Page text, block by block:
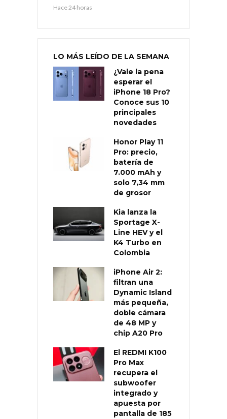
Hace 24 horas
LO MÁS LEÍDO DE LA SEMANA
¿Vale la pena
esperar el
iPhone 18 Pro?
Conoce sus 10
principales
novedades
Honor Play 11
Pro: precio,
batería de
7.000 mAh y
solo 7,34 mm
de grosor
Kia lanza la
Sportage X-
Line HEV y el
K4 Turbo en
Colombia
iPhone Air 2:
filtran una
Dynamic Island
más pequeña,
doble cámara
de 48 MP y
chip A20 Pro
El REDMI K100
Pro Max
recupera el
subwoofer
integrado y
apuesta por
pantalla de 185